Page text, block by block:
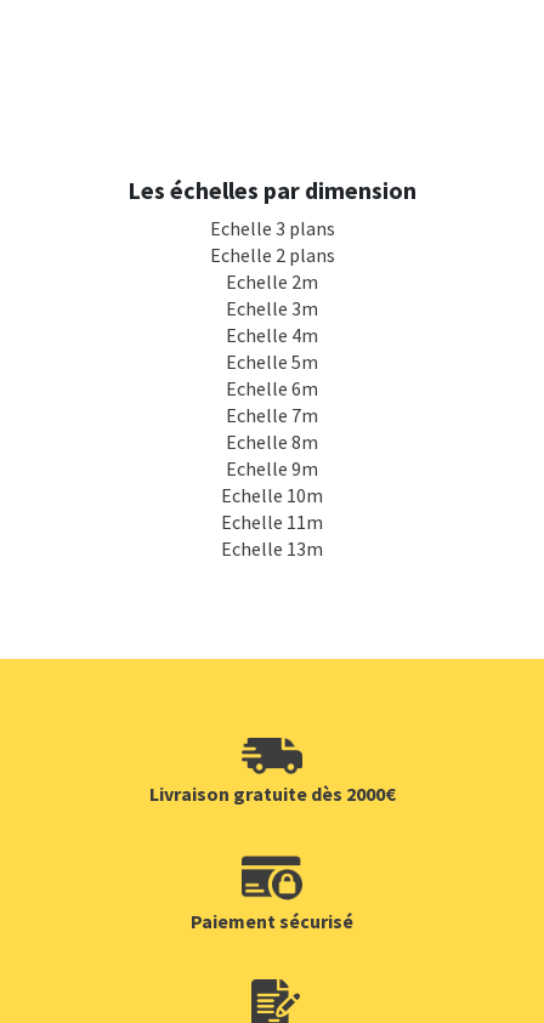
Les échelles par dimension
Echelle 3 plans
Echelle 2 plans
Echelle 2m
Echelle 3m
Echelle 4m
Echelle 5m
Echelle 6m
Echelle 7m
Echelle 8m
Echelle 9m
Echelle 10m
Echelle 11m
Echelle 13m
Livraison gratuite dès 2000€
Paiement sécurisé